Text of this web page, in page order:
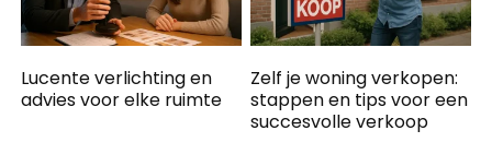
Lucente verlichting en
advies voor elke ruimte
Zelf je woning verkopen:
stappen en tips voor een
succesvolle verkoop